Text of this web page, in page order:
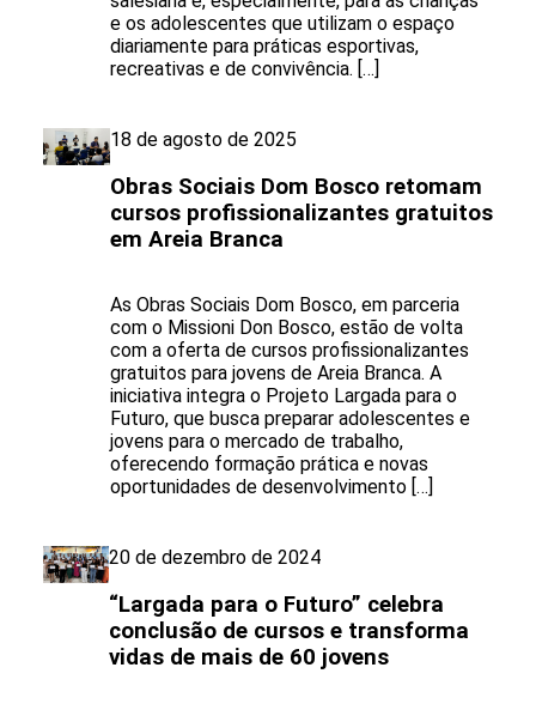
e os adolescentes que utilizam o espaço
diariamente para práticas esportivas,
recreativas e de convivência. […]
18 de agosto de 2025
Obras Sociais Dom Bosco retomam
cursos profissionalizantes gratuitos
em Areia Branca
As Obras Sociais Dom Bosco, em parceria
com o Missioni Don Bosco, estão de volta
com a oferta de cursos profissionalizantes
gratuitos para jovens de Areia Branca. A
iniciativa integra o Projeto Largada para o
Futuro, que busca preparar adolescentes e
jovens para o mercado de trabalho,
oferecendo formação prática e novas
oportunidades de desenvolvimento […]
20 de dezembro de 2024
“Largada para o Futuro” celebra
conclusão de cursos e transforma
vidas de mais de 60 jovens